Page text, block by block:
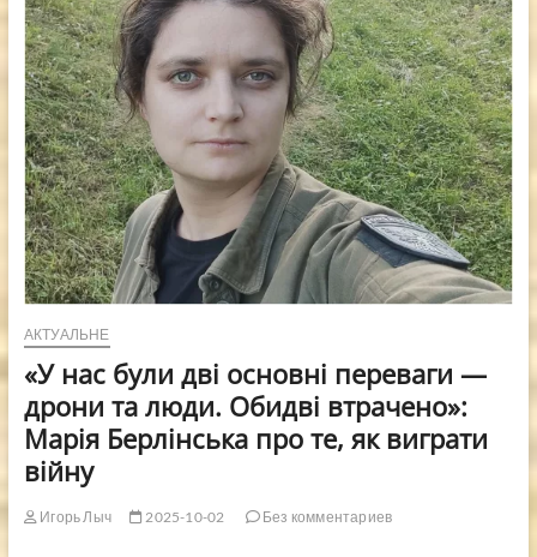
АКТУАЛЬНЕ
«У нас були дві основні переваги —
дрони та люди. Обидві втрачено»:
Марія Берлінська про те, як виграти
війну
Игорь Лыч 2025-10-02 Без комментариев